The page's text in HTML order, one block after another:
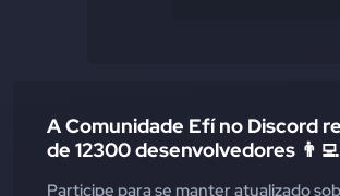
A Comunidade Efí no Discord
de 12300 desenvolvedores
Participe para se manter atualizado